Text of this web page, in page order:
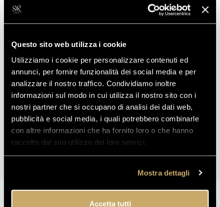
Questo sito web utilizza i cookie
Utilizziamo i cookie per personalizzare contenuti ed
annunci, per fornire funzionalità dei social media e per
analizzare il nostro traffico. Condividiamo inoltre
informazioni sul modo in cui utilizza il nostro sito con i
nostri partner che si occupano di analisi dei dati web,
pubblicità e social media, i quali potrebbero combinarle
con altre informazioni che ha fornito loro o che hanno
raccolto dal suo utilizzo dei loro servizi.
Mostra dettagli
Accetta tutti
Kochfeld
Ofen und Mikrowelle
Küchenutensilien
Kühlschrank
Toaster und Wasserkocher